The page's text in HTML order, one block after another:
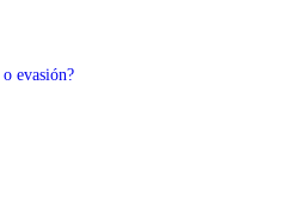
evasión?